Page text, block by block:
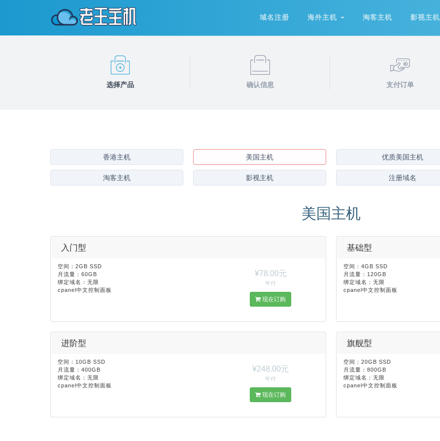
域名注册 海外主机 淘客主机 影视主机
选择产品 确认信息 支付订单
香港主机 美国主机 优质美国主机
淘客主机 影视主机 注册域名
美国主机
入门型
空间：2GB SSD
月流量：60GB
绑定域名：无限
cpanel中文控制面板
¥78.00元
年付
现在订购
基础型
空间：4GB SSD
月流量：120GB
绑定域名：无限
cpanel中文控制面板
进阶型
空间：10GB SSD
月流量：400GB
绑定域名：无限
cpanel中文控制面板
¥248.00元
年付
现在订购
旗舰型
空间：20GB SSD
月流量：800GB
绑定域名：无限
cpanel中文控制面板